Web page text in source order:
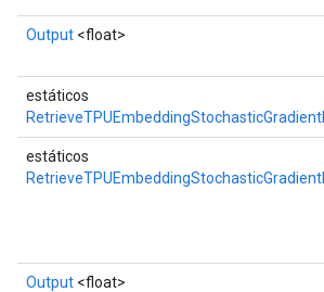
Output <float>
estáticos
estáticos
Output <float>